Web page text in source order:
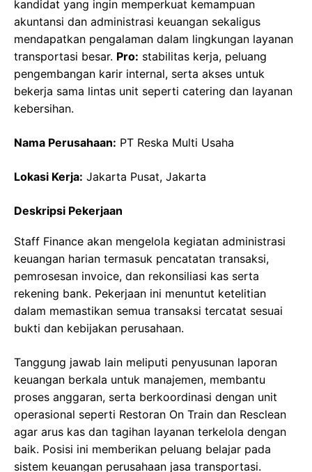
kandidat yang ingin memperkuat kemampuan
akuntansi dan administrasi keuangan sekaligus
mendapatkan pengalaman dalam lingkungan layanan
transportasi besar. Pro: stabilitas kerja, peluang
pengembangan karir internal, serta akses untuk
bekerja sama lintas unit seperti catering dan layanan
kebersihan.
Nama Perusahaan: PT Reska Multi Usaha
Lokasi Kerja: Jakarta Pusat, Jakarta
Deskripsi Pekerjaan
Staff Finance akan mengelola kegiatan administrasi
keuangan harian termasuk pencatatan transaksi,
pemrosesan invoice, dan rekonsiliasi kas serta
rekening bank. Pekerjaan ini menuntut ketelitian
dalam memastikan semua transaksi tercatat sesuai
bukti dan kebijakan perusahaan.
Tanggung jawab lain meliputi penyusunan laporan
keuangan berkala untuk manajemen, membantu
proses anggaran, serta berkoordinasi dengan unit
operasional seperti Restoran On Train dan Resclean
agar arus kas dan tagihan layanan terkelola dengan
baik. Posisi ini memberikan peluang belajar pada
sistem keuangan perusahaan jasa transportasi.